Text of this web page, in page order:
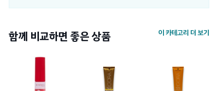
함께 비교하면 좋은 상품 이 카테고리 더 보기